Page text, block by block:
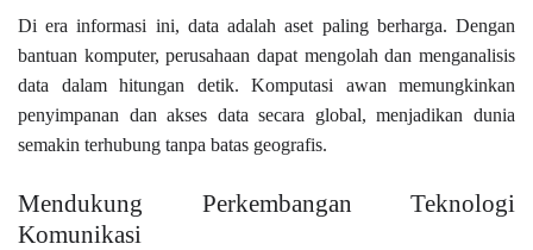
Di era informasi ini, data adalah aset paling berharga. Dengan
bantuan komputer, perusahaan dapat mengolah dan menganalisis
data dalam hitungan detik. Komputasi awan memungkinkan
penyimpanan dan akses data secara global, menjadikan dunia
semakin terhubung tanpa batas geografis.
Mendukung Perkembangan Teknologi
Komunikasi